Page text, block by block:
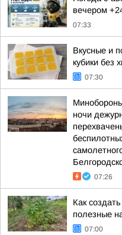
вечером
07:33
Вкусные и
кубики без
07:30
ночи
07:26
Как
полезные
07:00